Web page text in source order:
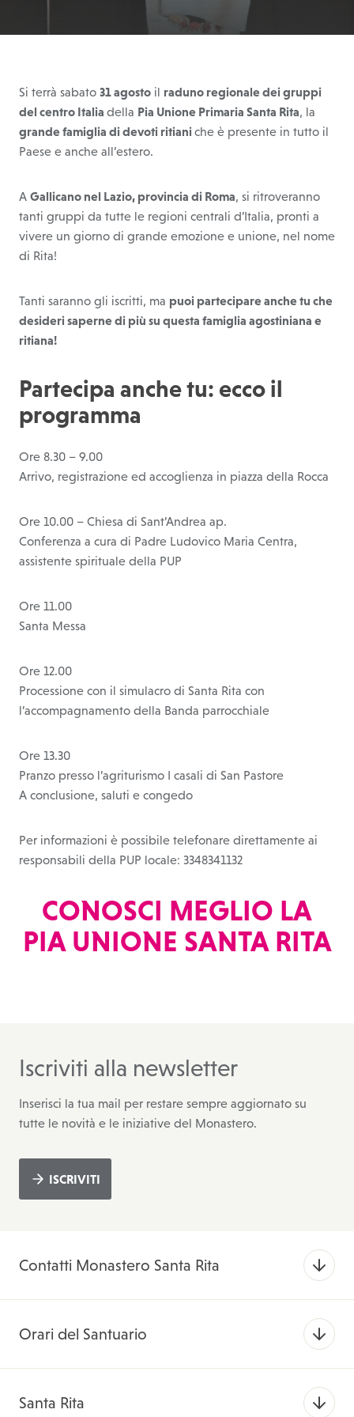
Si terrà sabato 31 agosto il raduno regionale dei gruppi
del centro Italia della Pia Unione Primaria Santa Rita, la
grande famiglia di devoti ritianiche è presente in tutto il
Paese e anche all’estero.
A Gallicano nel Lazio, provincia di Roma, si ritroveranno
tanti gruppi da tutte le regioni centrali d’Italia, pronti a
vivere un giorno di grande emozione e unione, nel nome
di Rita!
Tanti saranno gli iscritti, ma puoi partecipare anche tu che
desideri saperne di più su questa famiglia agostiniana e
ritiana!
Partecipa anche tu: ecco il
programma
Ore 8.30 – 9.00
Arrivo, registrazione ed accoglienza in piazza della Rocca
Ore 10.00 – Chiesa di Sant’Andrea ap.
Conferenza a cura di Padre Ludovico Maria Centra,
assistente spirituale della PUP
Ore 11.00
Santa Messa
Ore 12.00
Processione con il simulacro di Santa Rita con
l’accompagnamento della Banda parrocchiale
Ore 13.30
Pranzo presso l’agriturismo I casali di San Pastore
A conclusione, saluti e congedo
Per informazioni è possibile telefonare direttamente ai
responsabili della PUP locale: 3348341132
CONOSCI MEGLIO LA
PIA UNIONE SANTA RITA
Iscriviti alla newsletter
Inserisci la tua mail per restare sempre aggiornato su
tutte le novità e le iniziative del Monastero.
ISCRIVITI
Contatti Monastero Santa Rita
Orari del Santuario
Santa Rita